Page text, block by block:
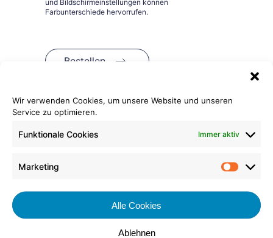
Wir verwenden Cookies, um unsere Website und unseren
Service zu optimieren.
Funktionale Cookies Immer aktiv
Marketing
Alle Cookies
Ablehnen
Bestellen